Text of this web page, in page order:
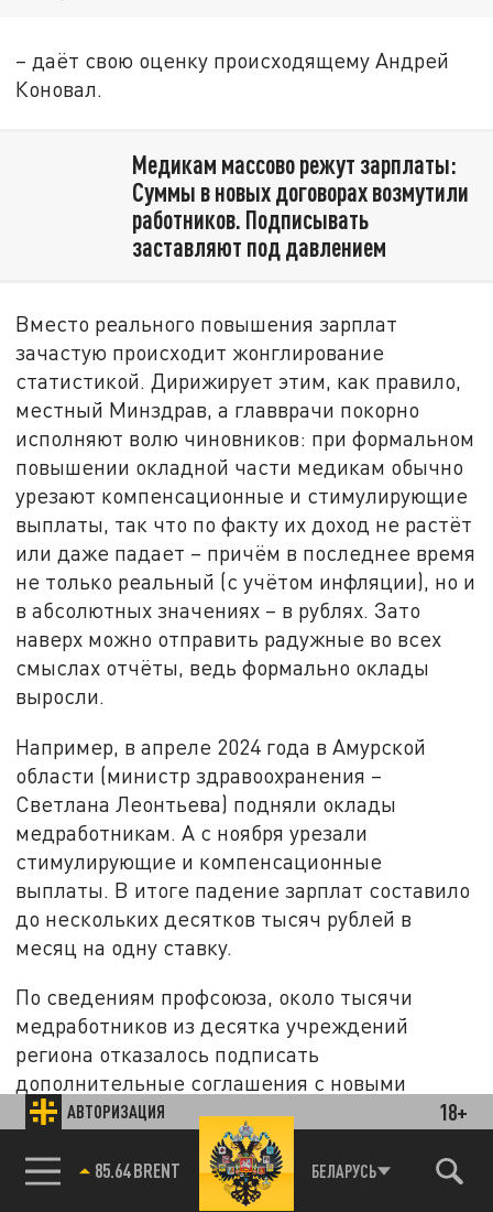
АВТОРИЗАЦИЯ 18+
85.64 BRENT БЕЛАРУСЬ
– даёт свою оценку происходящему Андрей
Коновал.
Медикам массово режут зарплаты:
Суммы в новых договорах возмутили
работников. Подписывать
заставляют под давлением
Вместо реального повышения зарплат
зачастую происходит жонглирование
статистикой. Дирижирует этим, как правило,
местный Минздрав, а главврачи покорно
исполняют волю чиновников: при формальном
повышении окладной части медикам обычно
урезают компенсационные и стимулирующие
выплаты, так что по факту их доход не растёт
или даже падает – причём в последнее время
не только реальный (с учётом инфляции), но и
в абсолютных значениях – в рублях. Зато
наверх можно отправить радужные во всех
смыслах отчёты, ведь формально оклады
выросли.
Например, в апреле 2024 года в Амурской
области (министр здравоохранения –
Светлана Леонтьева) подняли оклады
медработникам. А с ноября урезали
стимулирующие и компенсационные
выплаты. В итоге падение зарплат составило
до нескольких десятков тысяч рублей в
месяц на одну ставку.
По сведениям профсоюза, около тысячи
медработников из десятка учреждений
региона отказалось подписать
дополнительные соглашения с новыми
условиями оплаты труда, несмотря на угрозы
работодателя уволить за отказ по статье.
Порядка 500 человек подало иски в суд,
причём в суде первой инстанции около сотни